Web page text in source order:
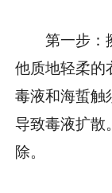
第一步：
他质地轻柔的
毒液和海蜇触
导致毒液扩散
除。